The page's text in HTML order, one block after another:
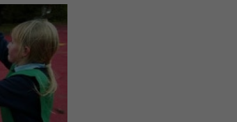
uzasadniony interes administratora.
odbywać się na podstawie Twojej dobrowolnej